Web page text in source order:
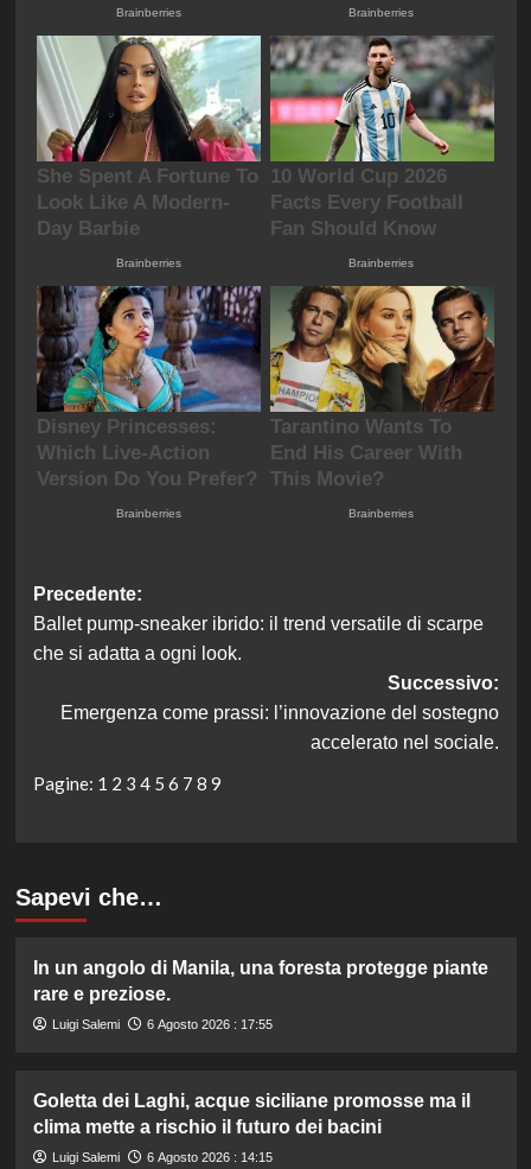
Navigazione
articolo
Precedente:
Ballet pump-sneaker ibrido: il trend versatile di scarpe
che si adatta a ogni look.
Successivo:
Emergenza come prassi: l’innovazione del sostegno
accelerato nel sociale.
Pagine: 1 2 3 4 5 6 7 8 9
Sapevi che…
In un angolo di Manila, una foresta protegge piante
rare e preziose.
Luigi Salemi 6 Agosto 2026 : 17:55
Goletta dei Laghi, acque siciliane promosse ma il
clima mette a rischio il futuro dei bacini
Luigi Salemi 6 Agosto 2026 : 14:15